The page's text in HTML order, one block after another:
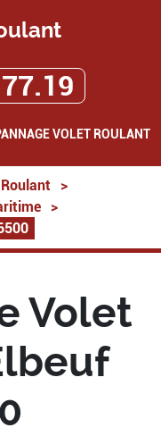
VOLET ROULANT
>
>
Volet